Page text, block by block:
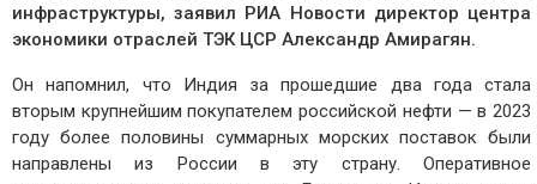
инфраструктуры, заявил РИА Новости директор центра
экономики отраслей ТЭК ЦСР Александр Амирагян.
Он напомнил, что Индия за прошедшие два года стала
вторым крупнейшим покупателем российской нефти — в 2023
году более половины суммарных морских поставок были
направлены из России в эту страну. Оперативное